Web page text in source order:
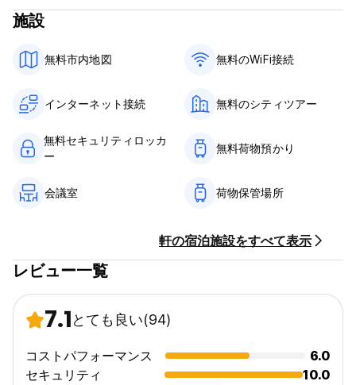
施設
無料市内地図 無料のWiFi接続
インターネット接続 無料のシティツアー
無料セキュリティロッカ
ー
無料荷物預かり
会議室 荷物保管場所
軒の宿泊施設をすべて表示
レビュー一覧
7.1とても良い(94)
コストパフォーマンス
6.0
セキュリティ
10.0